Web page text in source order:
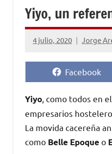
Yiyo, un
4 julio, 2020 Jorge
Compartir
en
Facebook
Yiyo , como todos en
empresarios
La movida cacereña
como Belle Epoqueo